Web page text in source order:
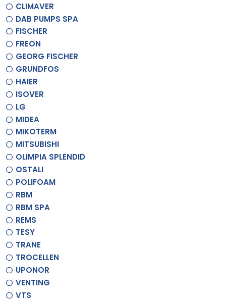
CLIMAVER
DAB PUMPS SPA
FISCHER
FREON
GEORG FISCHER
GRUNDFOS
HAIER
ISOVER
LG
MIDEA
MIKOTERM
MITSUBISHI
OLIMPIA SPLENDID
OSTALI
POLIFOAM
RBM
RBM SPA
REMS
TESY
TRANE
TROCELLEN
UPONOR
VENTING
VTS